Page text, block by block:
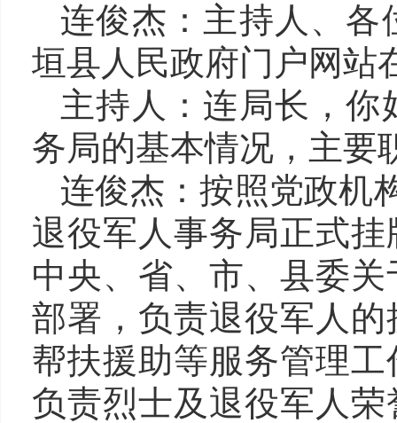
连俊杰 ：主持人、
垣县人民政府门户网站
主持人： 连局长，你
务局的基本情况，主要
连俊杰 ：按照党政机
退役军人事务局正式
中央、省、市、县委
部署，负责退役军人
帮扶援助等服务管理
负责烈士及退役军人